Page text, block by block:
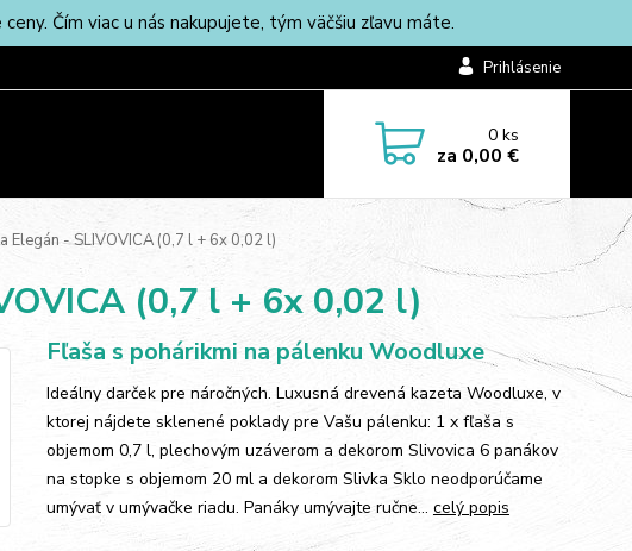
Čím viac u nás nakupujete, tým väčšiu zľavu máte.
Prihlásenie
0ks
za 0,00 €
Elegán - SLIVOVICA (0,7 l + 6x 0,02 l)
(0,7 l + 6x 0,02 l)
Fľaša s pohárikmi na pálenku Woodluxe
Ideálny darček pre náročných. Luxusná drevená kazeta Woodluxe, v
ktorej nájdete sklenené poklady pre Vašu pálenku: 1 x fľaša s
objemom 0,7 l, plechovým uzáverom a dekorom Slivovica 6 panákov
na stopke s objemom 20 ml a dekorom Slivka Sklo neodporúčame
umývať v umývačke riadu. Panáky umývajte ručne... celý popis